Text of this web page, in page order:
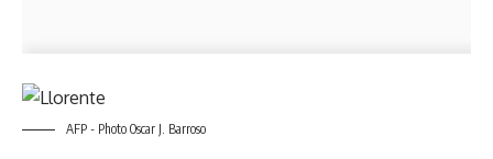
AFP - Photo Oscar J. Barroso